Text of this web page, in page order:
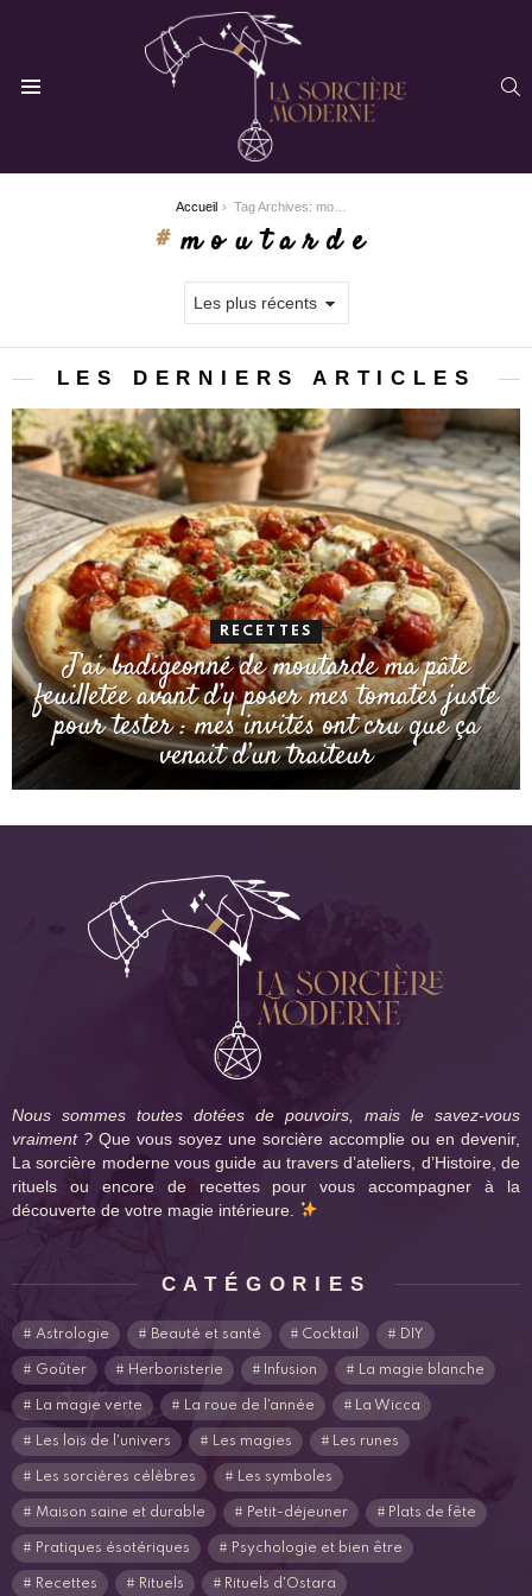
Accueil Tag Archives: moutarde
moutarde
LES DERNIERS ARTICLES
RECETTES
J’ai badigeonné de moutarde ma pâte
feuilletée avant d’y poser mes tomates juste
pour tester : mes invités ont cru que ça
venait d’un traiteur
Nous sommes toutes dotées de pouvoirs, mais le savez-vous
vraiment ? Que vous soyez une sorcière accomplie ou en devenir,
La sorcière moderne vous guide au travers d’ateliers, d’Histoire, de
rituels ou encore de recettes pour vous accompagner à la
découverte de votre magie intérieure.
CATÉGORIES
Astrologie Beauté et santé Cocktail DIY
Goûter Herboristerie Infusion La magie blanche
La magie verte La roue de l'année La Wicca
Les lois de l'univers Les magies Les runes
Les sorcières célèbres Les symboles
Maison saine et durable Petit-déjeuner Plats de fête
Pratiques ésotériques Psychologie et bien être
Recettes Rituels Rituels d'Ostara